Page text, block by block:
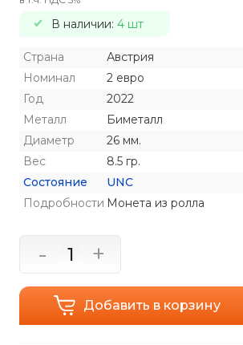
В наличии: 4 шт
Страна
Австрия
Номинал
2 евро
Год
2022
Металл
Биметалл
Диаметр
26 мм.
Вес
8.5 гр.
Состояние
UNC
Подробности Монета из ролла
- +
Добавить в корзину